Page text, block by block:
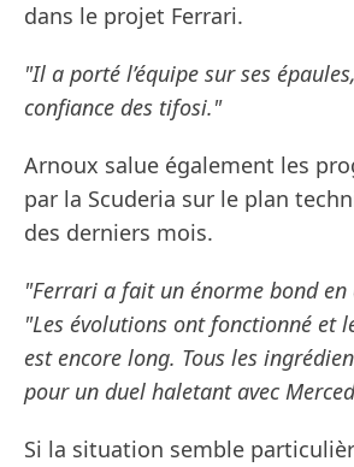
dans le projet Ferrari.
"Il a porté l’équipe sur ses
confiance des tifosi."
Arnoux salue également les
par la Scuderia sur le plan
des derniers mois.
"Ferrari a fait un énorme bond en
"Les évolutions ont fonctionné et
est encore long. Tous les
pour un duel haletant avec
Si la situation semble